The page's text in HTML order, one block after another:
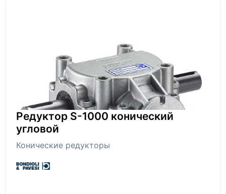
Редуктор S-1000 конический
угловой
Конические редукторы